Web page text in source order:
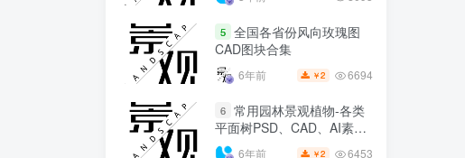
5
全国各省份风向玫瑰图
CAD图块合集
6年前 ￥2 6694
常用园林景观植物-各类
平面树PSD、CAD、AI素材
线稿
6年前 ￥2 6453